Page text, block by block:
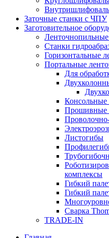
Заточные станки с ЧПУ
Заготовительное
Ленточнопильные
Станки
Горизонтальные
Портальные
Для
Консольные
Прошивные
Листогибы
комплексы
Гибкий
Гибкий
Сварка
TRADE-IN